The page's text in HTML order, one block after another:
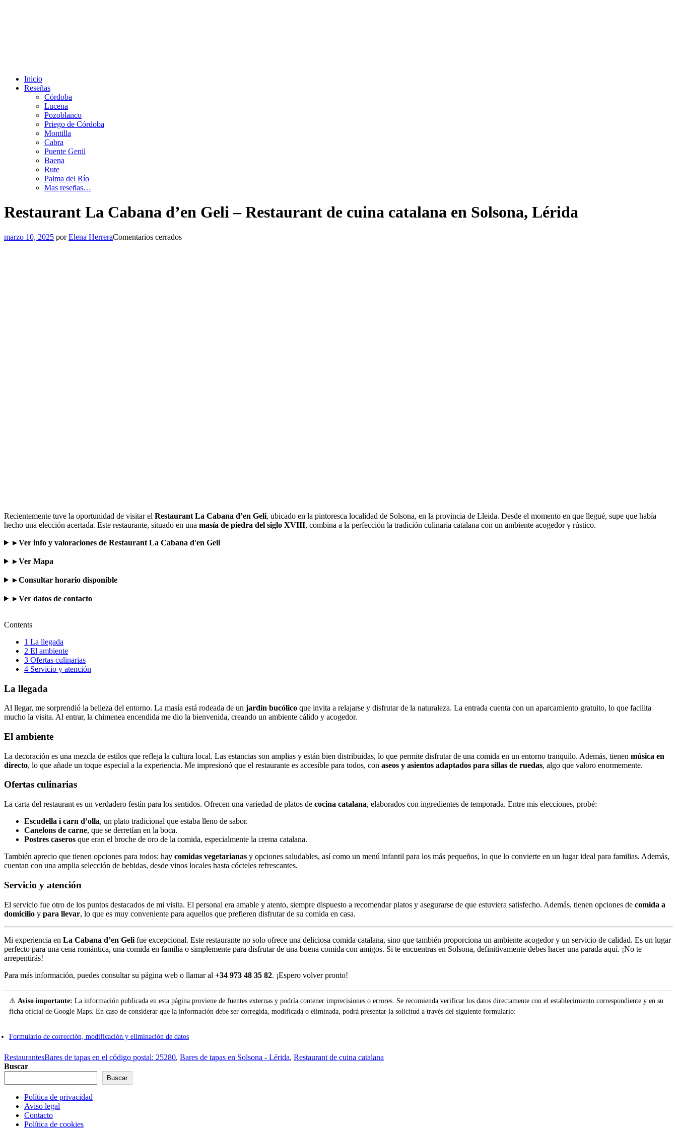
Inicio
Reseñas
Córdoba
Lucena
Pozoblanco
Priego de Córdoba
Montilla
Cabra
Puente Genil
Baena
Rute
Palma del Río
Mas reseñas…
Restaurant La Cabana d’en Geli – Restaurant de cuina catalana en Solsona, Lérida
marzo 10, 2025 porElena HerreraComentarios cerrados
Recientemente tuve la oportunidad de visitar el Restaurant La Cabana d’en Geli, ubicado en la pintoresca localidad de Solsona, en la provincia de Lleida. Desde el momento en que llegué, supe que había
hecho una elección acertada. Este restaurante, situado en una masía de piedra del siglo XVIII, combina a la perfección la tradición culinaria catalana con un ambiente acogedor y rústico.
▸ Ver info y valoraciones de Restaurant La Cabana d'en Geli
▸ Ver Mapa
▸ Consultar horario disponible
▸ Ver datos de contacto
Contents
1 La llegada
2 El ambiente
3 Ofertas culinarias
4 Servicio y atención
La llegada
Al llegar, me sorprendió la belleza del entorno. La masía está rodeada de un jardín bucólico que invita a relajarse y disfrutar de la naturaleza. La entrada cuenta con un aparcamiento gratuito, lo que facilita
mucho la visita. Al entrar, la chimenea encendida me dio la bienvenida, creando un ambiente cálido y acogedor.
El ambiente
La decoración es una mezcla de estilos que refleja la cultura local. Las estancias son amplias y están bien distribuidas, lo que permite disfrutar de una comida en un entorno tranquilo. Además, tienen música en
directo, lo que añade un toque especial a la experiencia. Me impresionó que el restaurante es accesible para todos, con aseos y asientos adaptados para sillas de ruedas, algo que valoro enormemente.
Ofertas culinarias
La carta del restaurant es un verdadero festín para los sentidos. Ofrecen una variedad de platos de cocina catalana, elaborados con ingredientes de temporada. Entre mis elecciones, probé:
Escudella i carn d’olla, un plato tradicional que estaba lleno de sabor.
Canelons de carne, que se derretían en la boca.
Postres caseros que eran el broche de oro de la comida, especialmente la crema catalana.
También aprecio que tienen opciones para todos: hay comidas vegetarianas y opciones saludables, así como un menú infantil para los más pequeños, lo que lo convierte en un lugar ideal para familias. Además,
cuentan con una amplia selección de bebidas, desde vinos locales hasta cócteles refrescantes.
Servicio y atención
El servicio fue otro de los puntos destacados de mi visita. El personal era amable y atento, siempre dispuesto a recomendar platos y asegurarse de que estuviera satisfecho. Además, tienen opciones de comida a
domicilio y para llevar, lo que es muy conveniente para aquellos que prefieren disfrutar de su comida en casa.
Mi experiencia en La Cabana d’en Geli fue excepcional. Este restaurante no solo ofrece una deliciosa comida catalana, sino que también proporciona un ambiente acogedor y un servicio de calidad. Es un lugar
perfecto para una cena romántica, una comida en familia o simplemente para disfrutar de una buena comida con amigos. Si te encuentras en Solsona, definitivamente debes hacer una parada aquí. ¡No te
arrepentirás!
Para más información, puedes consultar su página web o llamar al +34 973 48 35 82. ¡Espero volver pronto!
⚠️ Aviso importante: La información publicada en esta página proviene de fuentes externas y podría contener imprecisiones o errores. Se recomienda verificar los datos directamente con el establecimiento correspondiente y en su
ficha oficial de Google Maps. En caso de considerar que la información debe ser corregida, modificada o eliminada, podrá presentar la solicitud a través del siguiente formulario:
Formulario de corrección, modificación y eliminación de datos
RestaurantesBares de tapas en el código postal: 25280, Bares de tapas en Solsona - Lérida, Restaurant de cuina catalana
Buscar
Buscar
Política de privacidad
Aviso legal
Contacto
Política de cookies